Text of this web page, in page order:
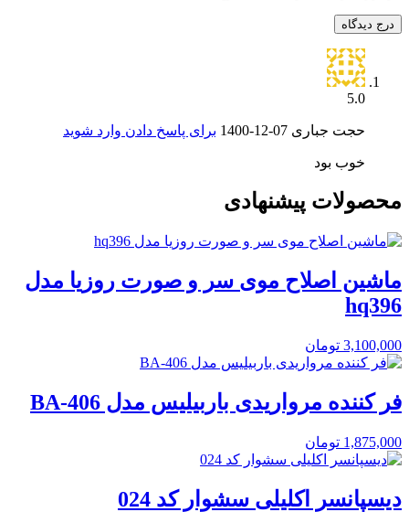
درج دیدگاه
5.0
حجت جباری 1400-12-07 برای پاسخ دادن وارد شوید
خوب بود
محصولات پیشنهادی
ماشین اصلاح موی سر و صورت روزیا مدل
hq396
3,100,000 تومان
فر کننده مرواریدی باربیلیس مدل BA-406
1,875,000 تومان
دیسپانسر اکلیلی سشوار کد 024